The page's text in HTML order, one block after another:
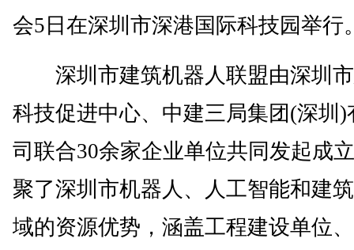
会5日在深圳市深港国际科技园举行
深圳市建筑机器人联盟由深圳
科技促进中心、中建三局集团(深圳)
司联合30余家企业单位共同发起成
聚了深圳市机器人、人工智能和建
域的资源优势，涵盖工程建设单位